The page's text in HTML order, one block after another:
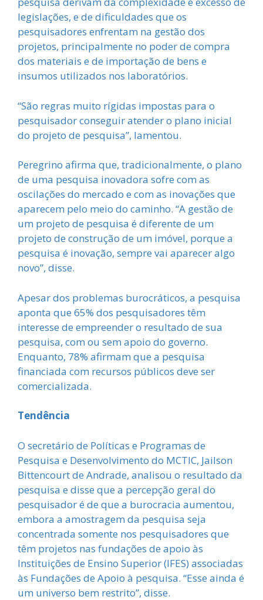
legislações, e de dificuldades que os
pesquisadores enfrentam na gestão dos
projetos, principalmente no poder de compra
dos materiais e de importação de bens e
insumos utilizados nos laboratórios.
“São regras muito rígidas impostas para o
pesquisador conseguir atender o plano inicial
do projeto de pesquisa”, lamentou.
Peregrino afirma que, tradicionalmente, o plano
de uma pesquisa inovadora sofre com as
oscilações do mercado e com as inovações que
aparecem pelo meio do caminho. “A gestão de
um projeto de pesquisa é diferente de um
projeto de construção de um imóvel, porque a
pesquisa é inovação, sempre vai aparecer algo
novo”, disse.
Apesar dos problemas burocráticos, a pesquisa
aponta que 65% dos pesquisadores têm
interesse de empreender o resultado de sua
pesquisa, com ou sem apoio do governo.
Enquanto, 78% afirmam que a pesquisa
financiada com recursos públicos deve ser
comercializada.
Tendência
O secretário de Políticas e Programas de
Pesquisa e Desenvolvimento do MCTIC, Jailson
Bittencourt de Andrade, analisou o resultado da
pesquisa e disse que a percepção geral do
pesquisador é de que a burocracia aumentou,
embora a amostragem da pesquisa seja
concentrada somente nos pesquisadores que
têm projetos nas fundações de apoio às
Instituições de Ensino Superior (IFES) associadas
às Fundações de Apoio à pesquisa. “Esse ainda é
um universo bem restrito”, disse.